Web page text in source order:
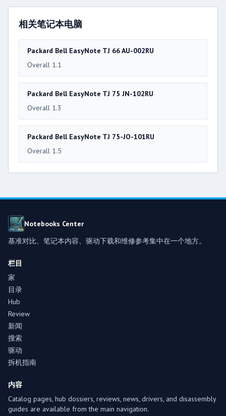
相关笔记本电脑
Packard Bell EasyNote TJ 66 AU-002RU
Overall 1.1
Packard Bell EasyNote TJ 75 JN-102RU
Overall 1.3
Packard Bell EasyNote TJ 75-JO-101RU
Overall 1.5
Notebooks Center
基准对比、笔记本内容、驱动下载和维修参考集中在一个地方。
栏目
家
目录
Hub
Review
新闻
搜索
驱动
拆机指南
内容
Catalog pages, hub dossiers, reviews, news, drivers, and disassembly
guides are available from the main navigation.